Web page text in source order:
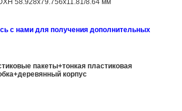
58.928x79.756x11.81/8.64 мм
с нами для получения дополнительных
пакеты+тонкая пластиковая
корпус